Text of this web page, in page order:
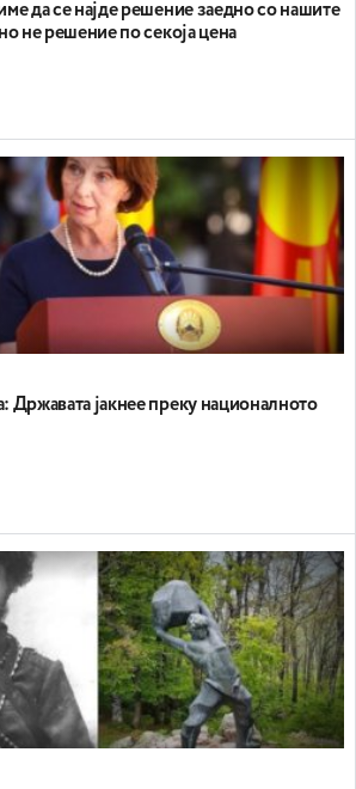
да се најде решение заедно со нашите
не решение по секоја цена
Државата јакнее преку националното